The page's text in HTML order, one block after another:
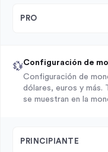
PRO
💱Configuración de
Configuración de
dólares, euros y
se muestran en la
PRINCIPIANTE